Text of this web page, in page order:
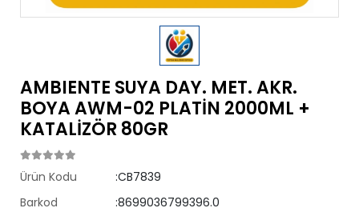
AMBIENTE SUYA DAY. MET. AKR.
BOYA AWM-02 PLATİN 2000ML +
KATALİZÖR 80GR
Ürün Kodu
:CB7839
Barkod
:8699036799396.0